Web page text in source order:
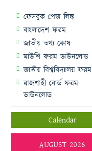
ফেসবুক পেজ লিঙ্ক
বাংলাদেশ ফরম
জাতীয় তথ্য কোষ
মাউশি ফরম ডাউনলোড
জাতীয় বিশ্ববিদ্যালয় ফরম
রাজশাহী বোর্ড ফরম
ডাউনলোড
Calendar
AUGUST 2026